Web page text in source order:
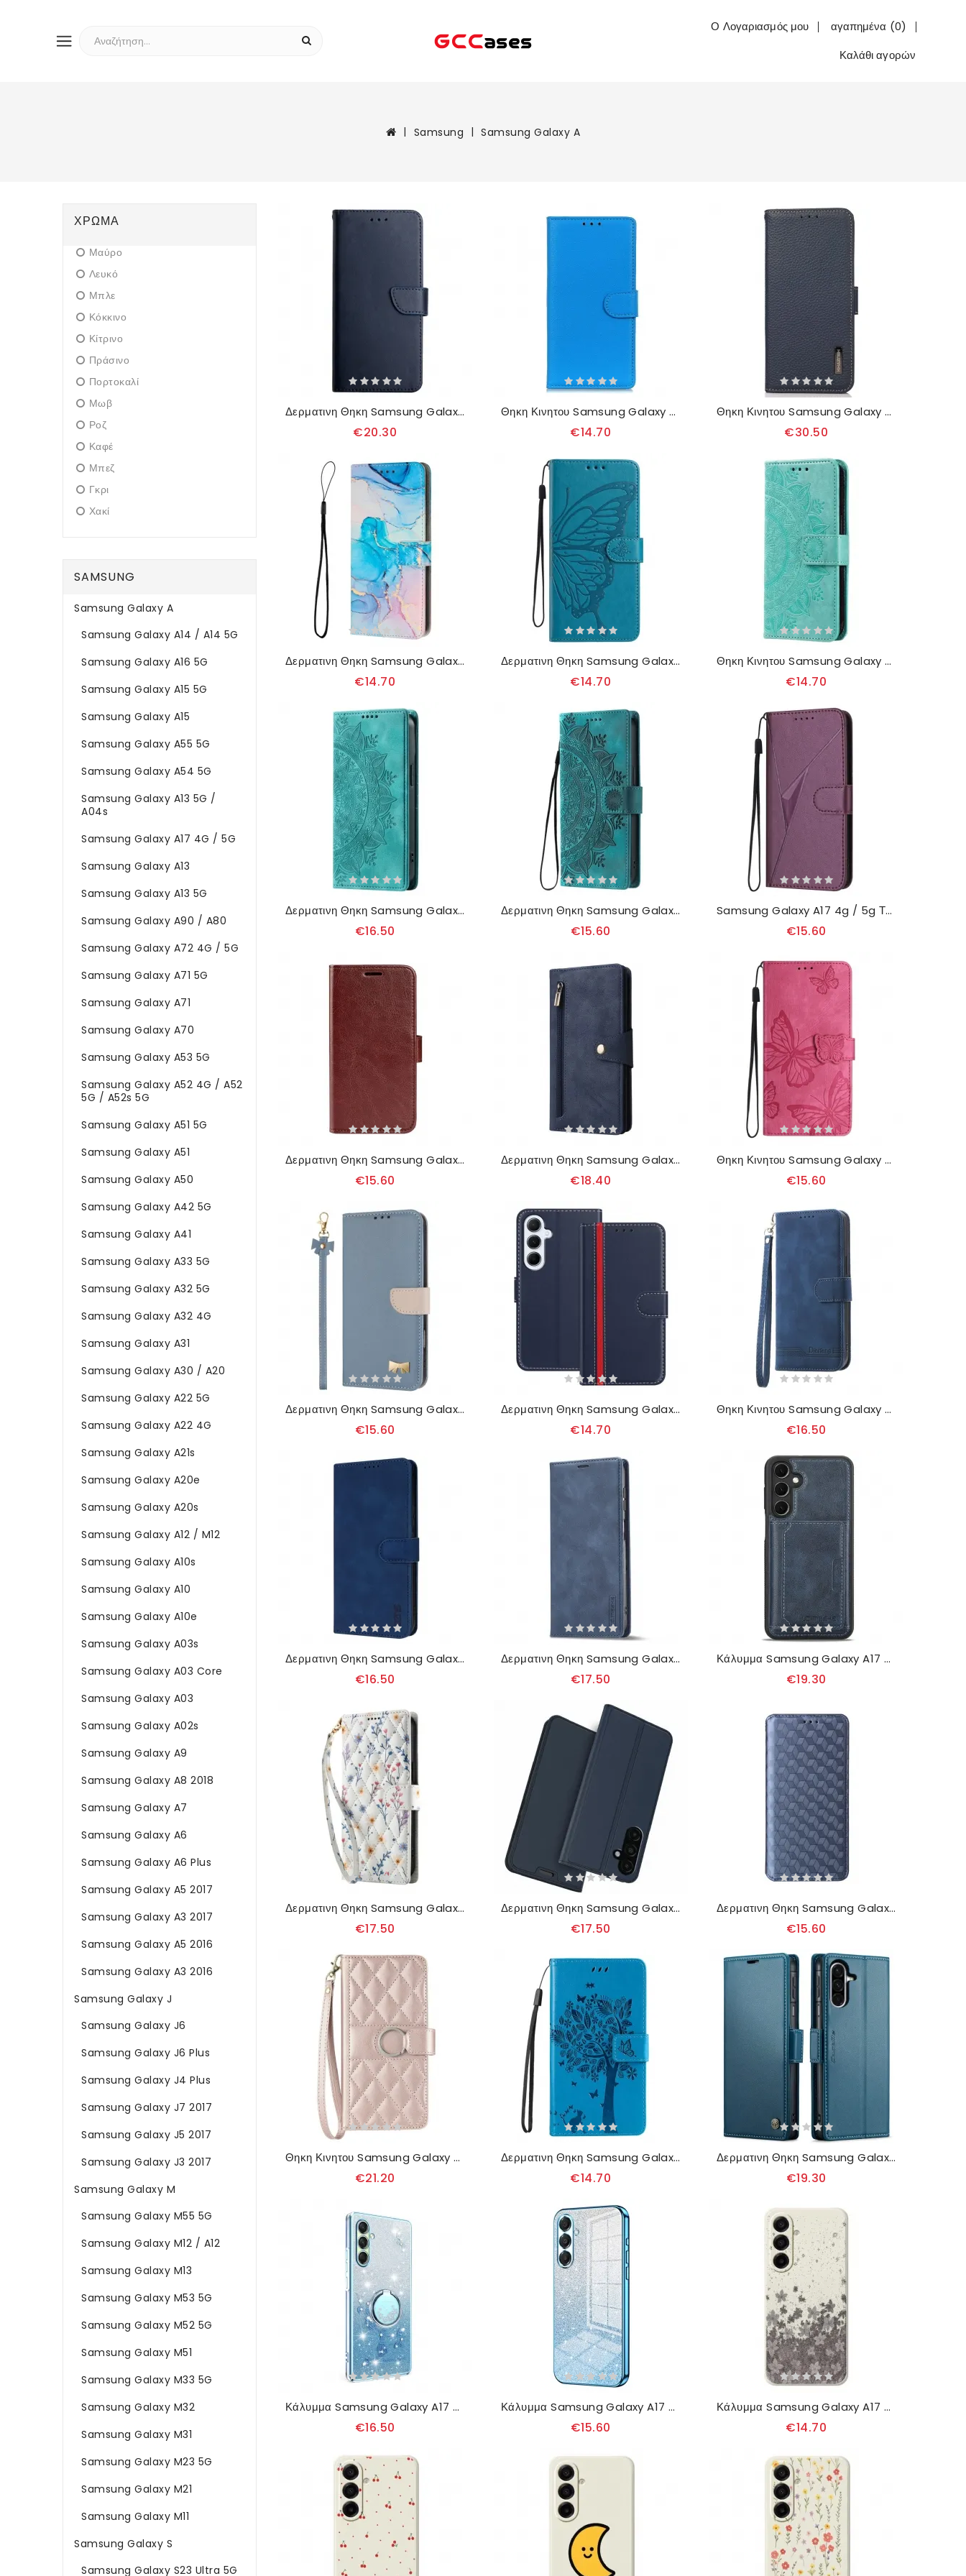
Ο Λογαριασμός μου
αγαπημένα (0)
Καλάθι αγορών
Samsung Samsung Galaxy A
ΧΡΏΜΑ
Μαύρο
Λευκό
Μπλε
Κόκκινο
Κίτρινο
Πράσινο
Πορτοκαλί
Μωβ
Ροζ
Καφέ
Μπεζ
Γκρι
Χακί
SAMSUNG
Samsung Galaxy A
Samsung Galaxy A14 / A14 5G
Samsung Galaxy A16 5G
Samsung Galaxy A15 5G
Samsung Galaxy A15
Samsung Galaxy A55 5G
Samsung Galaxy A54 5G
Samsung Galaxy A13 5G /
A04s
Samsung Galaxy A17 4G / 5G
Samsung Galaxy A13
Samsung Galaxy A13 5G
Samsung Galaxy A90 / A80
Samsung Galaxy A72 4G / 5G
Samsung Galaxy A71 5G
Samsung Galaxy A71
Samsung Galaxy A70
Samsung Galaxy A53 5G
Samsung Galaxy A52 4G / A52
5G / A52s 5G
Samsung Galaxy A51 5G
Samsung Galaxy A51
Samsung Galaxy A50
Samsung Galaxy A42 5G
Samsung Galaxy A41
Samsung Galaxy A33 5G
Samsung Galaxy A32 5G
Samsung Galaxy A32 4G
Samsung Galaxy A31
Samsung Galaxy A30 / A20
Samsung Galaxy A22 5G
Samsung Galaxy A22 4G
Samsung Galaxy A21s
Samsung Galaxy A20e
Samsung Galaxy A20s
Samsung Galaxy A12 / M12
Samsung Galaxy A10s
Samsung Galaxy A10
Samsung Galaxy A10e
Samsung Galaxy A03s
Samsung Galaxy A03 Core
Samsung Galaxy A03
Samsung Galaxy A02s
Samsung Galaxy A9
Samsung Galaxy A8 2018
Samsung Galaxy A7
Samsung Galaxy A6
Samsung Galaxy A6 Plus
Samsung Galaxy A5 2017
Samsung Galaxy A3 2017
Samsung Galaxy A5 2016
Samsung Galaxy A3 2016
Samsung Galaxy J
Samsung Galaxy J6
Samsung Galaxy J6 Plus
Samsung Galaxy J4 Plus
Samsung Galaxy J7 2017
Samsung Galaxy J5 2017
Samsung Galaxy J3 2017
Samsung Galaxy M
Samsung Galaxy M55 5G
Samsung Galaxy M12 / A12
Samsung Galaxy M13
Samsung Galaxy M53 5G
Samsung Galaxy M52 5G
Samsung Galaxy M51
Samsung Galaxy M33 5G
Samsung Galaxy M32
Samsung Galaxy M31
Samsung Galaxy M23 5G
Samsung Galaxy M21
Samsung Galaxy M11
Samsung Galaxy S
Samsung Galaxy S23 Ultra 5G
Δερματινη Θηκη Samsung Galaxy A17 4g / 5g Δέρμα Νάπα
€20.30
Θηκη Κινητου Samsung Galaxy A17 4g / 5g Θήκες Κινητών Παραδοσιακό Τεχνητό Δέρμα
€14.70
Θηκη Κινητου Samsung Galaxy A17 4g / 5g Θήκες Κινητών Δέρμα Khazneh
€30.50
Δερματινη Θηκη Samsung Galaxy A17 4g / 5g Μάρμαρο
€14.70
Δερματινη Θηκη Samsung Galaxy A17 4g / 5g Σχέδιο Πεταλούδας Σιλικόνης
€14.70
Θηκη Κινητου Samsung Galaxy A17 4g / 5g Θήκες Κινητών Μάνταλα Ήλιου
€14.70
Δερματινη Θηκη Samsung Galaxy A17 4g / 5g Εφέ Μαντάλα Σουέτ
€16.50
Δερματινη Θηκη Samsung Galaxy A17 4g / 5g Εφέ Μαντάλα Σουέτ Σιλικόνης
€15.60
Samsung Galaxy A17 4g / 5g Τριγωνικό Σχέδιο
€15.60
Δερματινη Θηκη Samsung Galaxy A17 4g / 5g Vintage Σιλικόνης
€15.60
Δερματινη Θηκη Samsung Galaxy A17 4g / 5g Κομψό Πορτοφόλι
€18.40
Θηκη Κινητου Samsung Galaxy A17 4g / 5g Θήκες Κινητών Εφέ Σουέτ Με Πεταλούδες
€15.60
Δερματινη Θηκη Samsung Galaxy A17 4g / 5g Παπιγιόν
€15.60
Δερματινη Θηκη Samsung Galaxy A17 4g / 5g Χρωματιστό Περίγραμμα
€14.70
Θηκη Κινητου Samsung Galaxy A17 4g / 5g Θήκες Κινητών Dierfeng
€16.50
Δερματινη Θηκη Samsung Galaxy A17 4g / 5g Lc.imeeke Εφέ Σουέτ Σιλικόνης
€16.50
Δερματινη Θηκη Samsung Galaxy A17 4g / 5g Εφέ Σουέτ
€17.50
Κάλυμμα Samsung Galaxy A17 4g / 5g Μαγνητική Και Αποσπώμενη Θήκη Καρτών
€19.30
Δερματινη Θηκη Samsung Galaxy A17 4g / 5g Πορτοφόλι Με Λουλούδια
€17.50
Δερματινη Θηκη Samsung Galaxy A17 4g / 5g Θήκη Καρτών
€17.50
Δερματινη Θηκη Samsung Galaxy A17 4g / 5g Θήκες Κινητών Γυαλιστερό
€15.60
Θηκη Κινητου Samsung Galaxy A17 4g / 5g Σχεδιασμός Καπιτονέ
€21.20
Δερματινη Θηκη Samsung Galaxy A17 4g / 5g Γάτα Και Δέντρο
€14.70
Δερματινη Θηκη Samsung Galaxy A17 4g / 5g Caseme Αποκλεισμός Rfid
€19.30
Κάλυμμα Samsung Galaxy A17 4g / 5g Βάση Για Δαχτυλίδια Kadem Σιλικόνης
€16.50
Κάλυμμα Samsung Galaxy A17 4g / 5g Λαμπερό Σχέδιο
€15.60
Κάλυμμα Samsung Galaxy A17 4g / 5g Γκρι Λουλούδια Σιλικόνης
€14.70